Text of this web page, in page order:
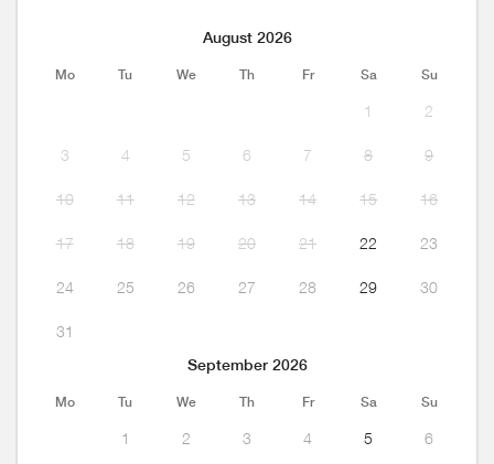
August 2026
Mo Tu We Th Fr Sa Su
1 2
3 4 5 6 7 8 9
10 11 12 13 14 15 16
17 18 19 20 21 22 23
24 25 26 27 28 29 30
31
September 2026
Mo Tu We Th Fr Sa Su
1 2 3 4 5 6